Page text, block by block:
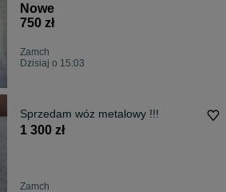
Nowe
750 zł
Zamch
Dzisiaj o 15:03
Sprzedam wóz metalowy !!!
1 300 zł
Zamch